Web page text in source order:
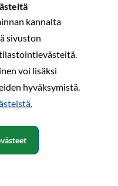
kannalta
sivuston
voi lisäksi
hyväksymistä.
Sopimusehdot